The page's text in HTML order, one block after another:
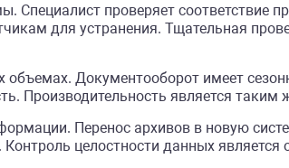
Специалист проверяет
для устранения. Тщательная
Документооборот имеет
Производительность является таким
Перенос архивов в новую
целостности данных является